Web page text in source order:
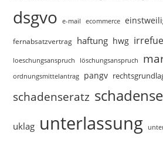
dsgvo e-mail ecommerce
fernabsatzvertrag haftung hwg
loeschungsanspruch löschungsanspruch
ordnungsmittelantrag pangv
schadenseratz
uklag unterlassung